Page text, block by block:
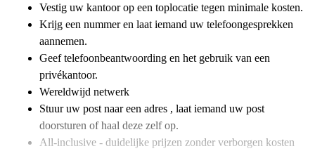
Vestig uw kantoor op een toplocatie tegen minimale kosten.
Krijg een nummer en laat iemand uw telefoongesprekken
aannemen.
Geef telefoonbeantwoording en het gebruik van een
privékantoor.
Wereldwijd netwerk
Stuur uw post naar een adres , laat iemand uw post
doorsturen of haal deze zelf op.
All-inclusive - duidelijke prijzen zonder verborgen kosten